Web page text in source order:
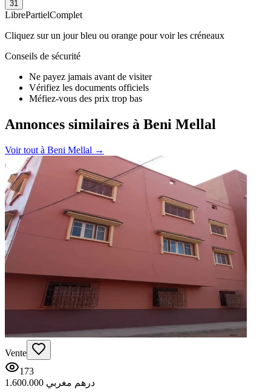
31
LibrePartielComplet
Cliquez sur un jour bleu ou orange pour voir les créneaux
Conseils de sécurité
Ne payez jamais avant de visiter
Vérifiez les documents officiels
Méfiez-vous des prix trop bas
Annonces similaires à Beni Mellal
Voir tout à Beni Mellal →
Vente
173
1.600.000 درهم مغربي